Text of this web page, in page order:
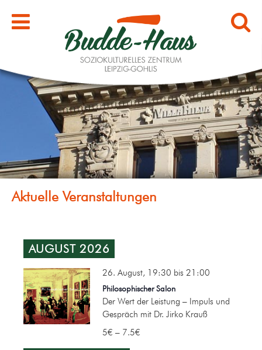
AUGUST 2026
Philosophischer Salon
26. August, 19:30 bis21:00
Der Wert der Leistung – Impuls und
Gespräch mit Dr. Jirko Krauß
5€ – 7.5€